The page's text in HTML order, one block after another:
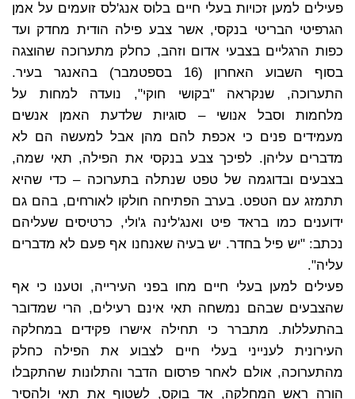
פעילים למען זכויות בעלי חיים בלוס אנג'לס זועמים על אמן
הגרפיטי הבריטי בנקסי, אשר צבע פילה הודית מחדק ועד
כפות הרגליים בצבעי אדום וזהב, כחלק מתערוכה שהוצגה
בסוף השבוע האחרון (16 בספטמבר) בהאנגר בעיר.
התערוכה, שנקראה "בקושי חוקי", נועדה למחות על
מלחמות וסבל אנושי – סוגיות שלדעת האמן אנשים
מעמידים פנים כי אכפת להם מהן אבל למעשה הם לא
מדברים עליהן. לפיכך צבע בנקסי את הפילה, תאי שמה,
בצבעים ובדוגמה של טפט שנתלה בתערוכה – כדי שהיא
תתמזג עם הטפט. בערב הפתיחה חולקו לאורחים, בהם גם
ידוענים כמו בראד פיט ואנג'לינה ג'ולי, כרטיסים שעליהם
נכתב: "יש פיל בחדר. יש בעיה שאנחנו אף פעם לא מדברים
עליה".
פעילים למען בעלי חיים מחו בפני העירייה, וטענו כי אף
שהצבעים שבהם נמשחה תאי אינם רעילים, הרי שמדובר
בהתעללות. מתברר כי תחילה אישרו פקידים במחלקה
העירונית לענייני בעלי חיים לצבוע את הפילה כחלק
מהתערוכה, אולם לאחר פרסום הדבר והתלונות שהתקבלו
הורה ראש המחלקה, אד בוקס, לשטוף את תאי ולהסיר